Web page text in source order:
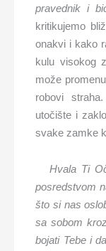
pravednik i
kritikujemo
onakvi i kako
kulu visokog
može
robovi
utočište i
svake zamke
Hvala Ti
posredstvom
što si nas
sa sobom
bojati Tebe i